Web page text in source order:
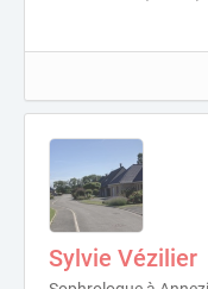
Sylvie Vézilier